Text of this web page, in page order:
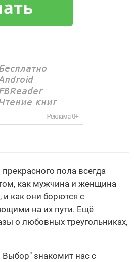
пола всегда
как мужчина и женщина
и как они борются с
на их пути. Ещё
о любовных треугольниках,
знакомит нас с